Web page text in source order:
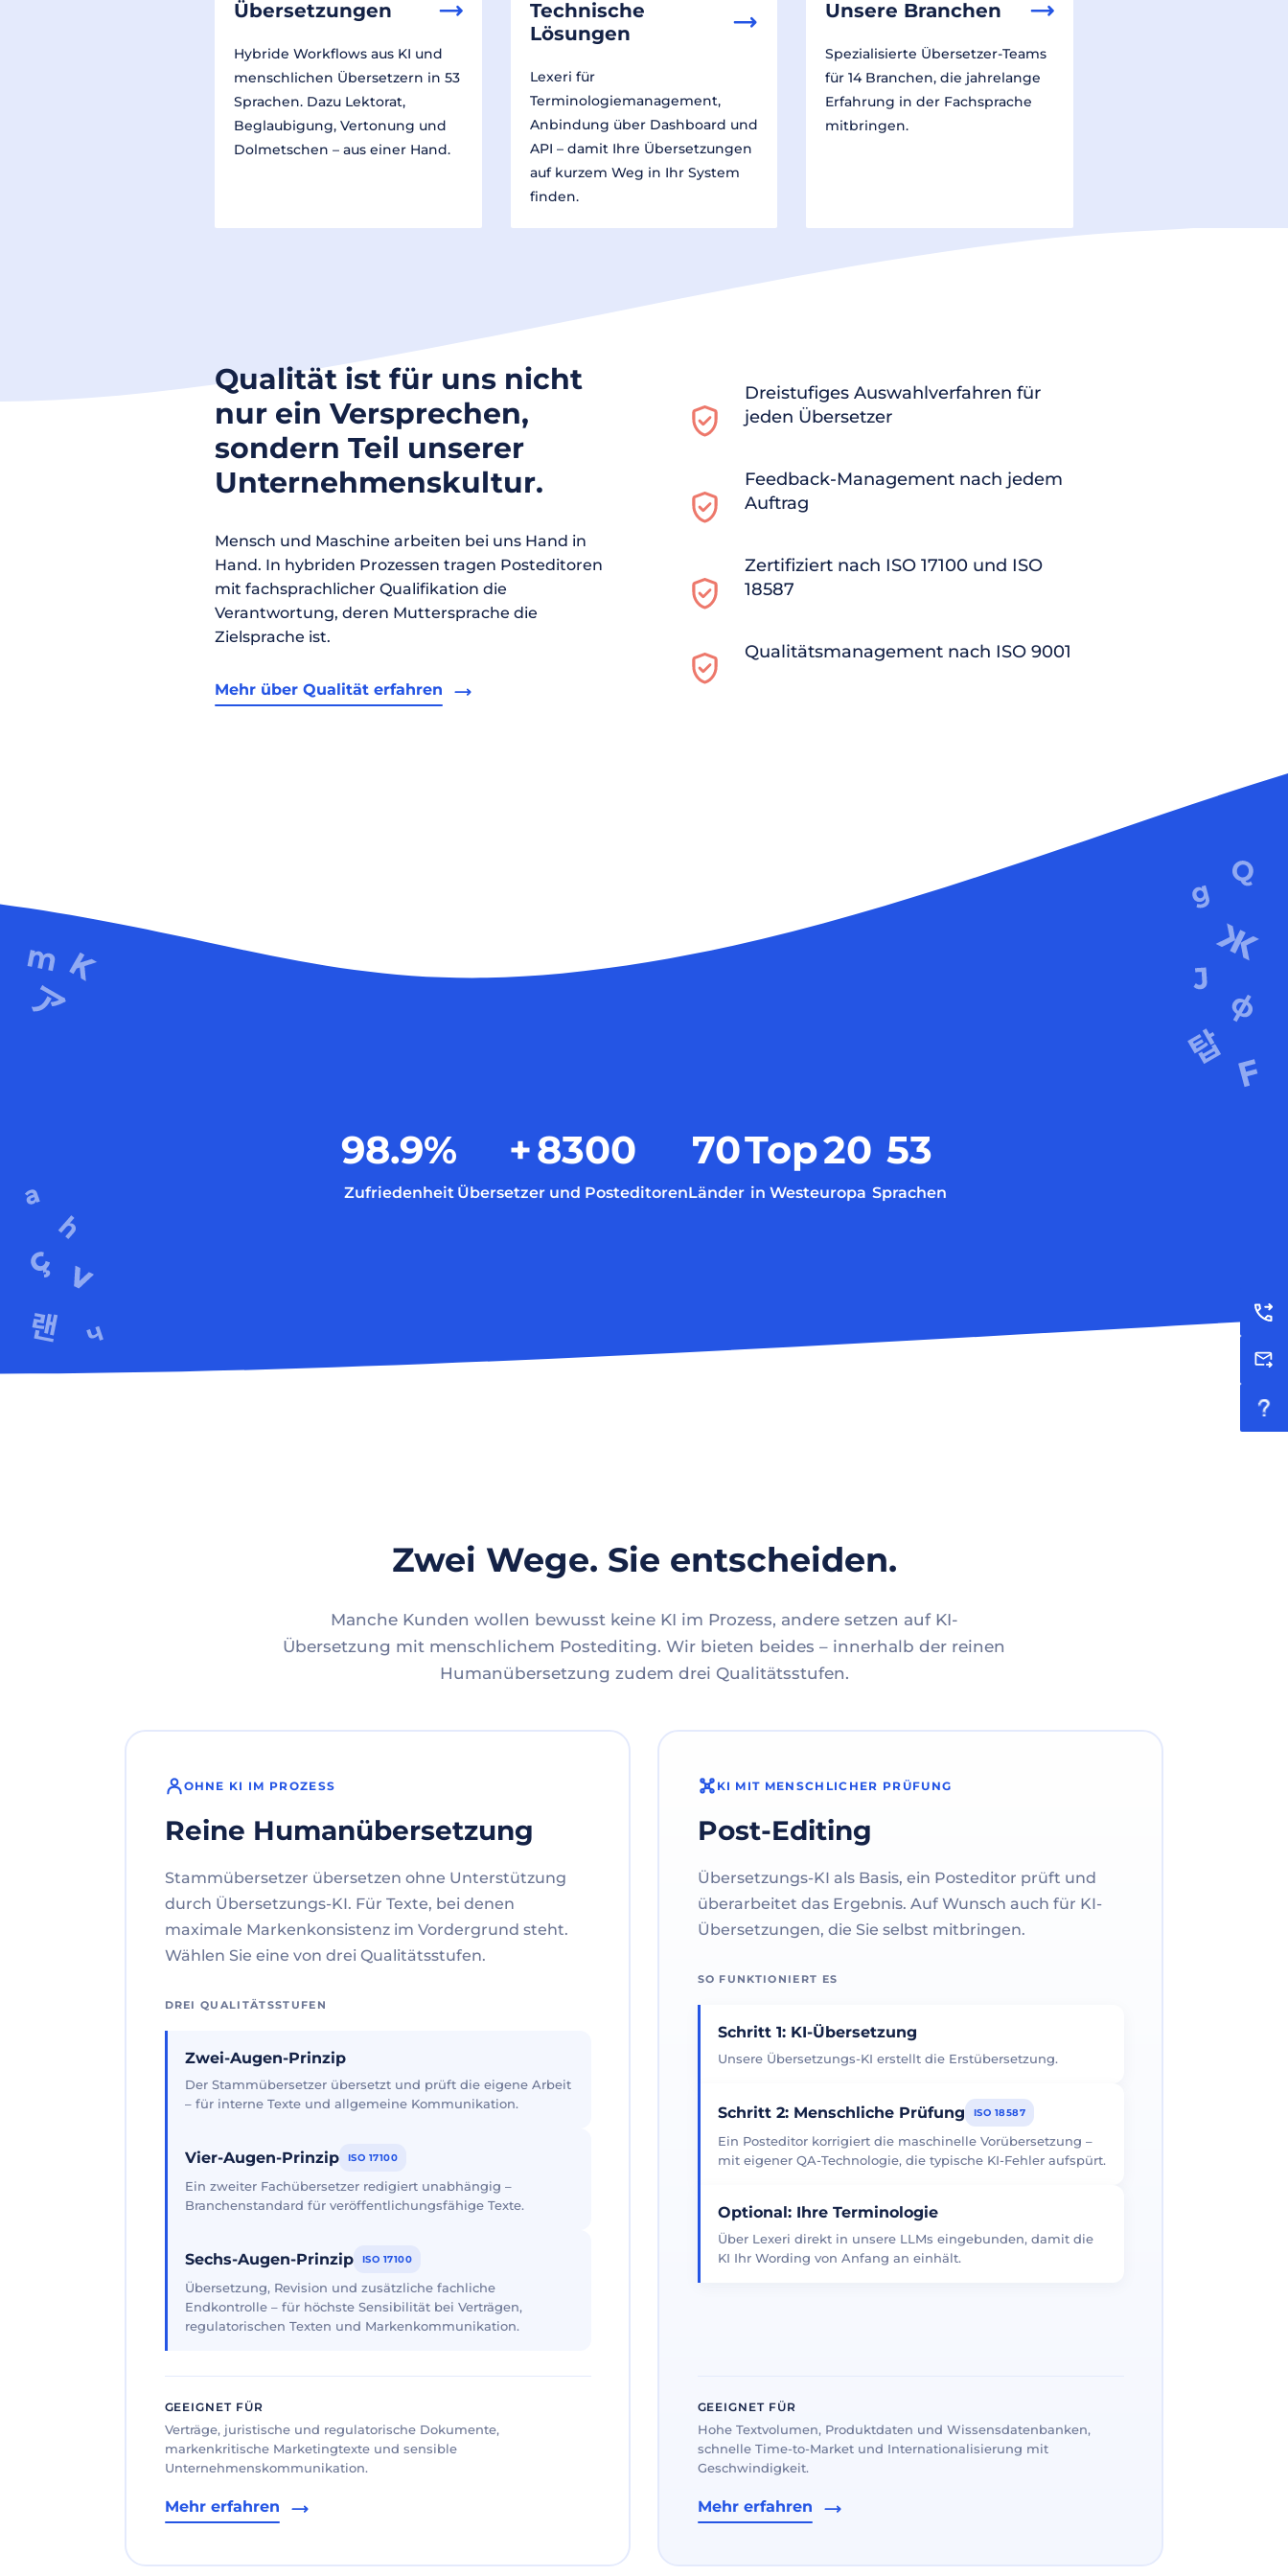
Übersetzungen
Hybride Workflows aus KI und
menschlichen Übersetzern in 53
Sprachen. Dazu Lektorat,
Beglaubigung, Vertonung und
Dolmetschen – aus einer Hand.
Technische
Lösungen
Lexeri für
Terminologiemanagement,
Anbindung über Dashboard und
API – damit Ihre Übersetzungen
auf kurzem Weg in Ihr System
finden.
Unsere Branchen
Spezialisierte Übersetzer-Teams
für 14 Branchen, die jahrelange
Erfahrung in der Fachsprache
mitbringen.
Qualität ist für uns nicht
nur ein Versprechen,
sondern Teil unserer
Unternehmenskultur.
Mensch und Maschine arbeiten bei uns Hand in
Hand. In hybriden Prozessen tragen Posteditoren
mit fachsprachlicher Qualifikation die
Verantwortung, deren Muttersprache die
Zielsprache ist.
Mehr über Qualität erfahren
Dreistufiges Auswahlverfahren für
jeden Übersetzer
Feedback-Management nach jedem
Auftrag
Zertifiziert nach ISO 17100 und ISO
18587
Qualitätsmanagement nach ISO 9001
98.9%
Zufriedenheit
+8300
Übersetzer und Posteditoren
70
Länder
Top20
in Westeuropa
53
Sprachen
Zwei Wege. Sie entscheiden.
Manche Kunden wollen bewusst keine KI im Prozess, andere setzen auf KI-
Übersetzung mit menschlichem Postediting. Wir bieten beides – innerhalb der reinen
Humanübersetzung zudem drei Qualitätsstufen.
OHNE KI IM PROZESS
Reine Humanübersetzung
Stammübersetzer übersetzen ohne Unterstützung
durch Übersetzungs-KI. Für Texte, bei denen
maximale Markenkonsistenz im Vordergrund steht.
Wählen Sie eine von drei Qualitätsstufen.
DREI QUALITÄTSSTUFEN
Zwei-Augen-Prinzip
Der Stammübersetzer übersetzt und prüft die eigene Arbeit
– für interne Texte und allgemeine Kommunikation.
Vier-Augen-Prinzip ISO 17100
Ein zweiter Fachübersetzer redigiert unabhängig –
Branchenstandard für veröffentlichungsfähige Texte.
Sechs-Augen-Prinzip ISO 17100
Übersetzung, Revision und zusätzliche fachliche
Endkontrolle – für höchste Sensibilität bei Verträgen,
regulatorischen Texten und Markenkommunikation.
GEEIGNET FÜR
Verträge, juristische und regulatorische Dokumente,
markenkritische Marketingtexte und sensible
Unternehmenskommunikation.
Mehr erfahren
KI MIT MENSCHLICHER PRÜFUNG
Post-Editing
Übersetzungs-KI als Basis, ein Posteditor prüft und
überarbeitet das Ergebnis. Auf Wunsch auch für KI-
Übersetzungen, die Sie selbst mitbringen.
SO FUNKTIONIERT ES
Schritt 1: KI-Übersetzung
Unsere Übersetzungs-KI erstellt die Erstübersetzung.
Schritt 2: Menschliche Prüfung ISO 18587
Ein Posteditor korrigiert die maschinelle Vorübersetzung –
mit eigener QA-Technologie, die typische KI-Fehler aufspürt.
Optional: Ihre Terminologie
Über Lexeri direkt in unsere LLMs eingebunden, damit die
KI Ihr Wording von Anfang an einhält.
GEEIGNET FÜR
Hohe Textvolumen, Produktdaten und Wissensdatenbanken,
schnelle Time-to-Market und Internationalisierung mit
Geschwindigkeit.
Mehr erfahren